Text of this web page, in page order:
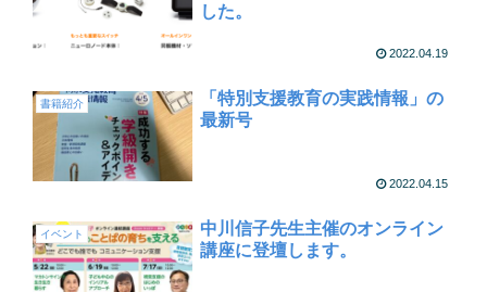
した。
2022.04.19
書籍紹介
「特別支援教育の実践情報」の
最新号
2022.04.15
イベント
中川信子先生主催のオンライン
講座に登壇します。